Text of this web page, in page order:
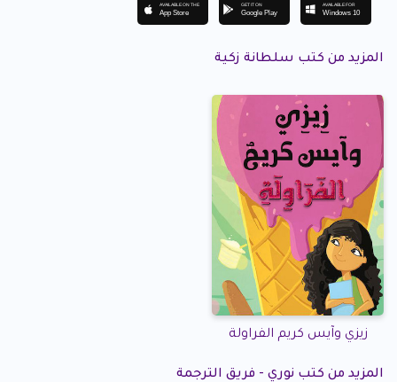
AVAILABLE ON THE
App Store
GET IT ON
Google Play
AVAILABLE FOR
Windows 10
المزيد من كتب سلطانة زكية
زيزي وآيس كريم الفراولة
المزيد من كتب نوري - فريق الترجمة